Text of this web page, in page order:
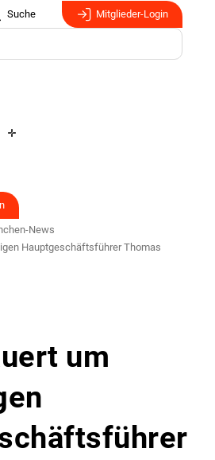
Suche Mitglieder-Login
News
Hauptgeschäftsführer Thomas
um